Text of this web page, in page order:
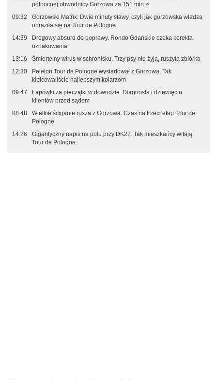
północnej obwodnicy Gorzowa za 151 mln zł
09:32
Gorzowski Matrix: Dwie minuty sławy, czyli jak gorzowska władza
obraziła się na Tour de Pologne
14:39
Drogowy absurd do poprawy. Rondo Gdańskie czeka korekta
oznakowania
13:16
Śmiertelny wirus w schronisku. Trzy psy nie żyją, ruszyła zbiórka
12:30
Peleton Tour de Pologne wystartował z Gorzowa. Tak
kibicowaliście najlepszym kolarzom
09:47
Łapówki za pieczątki w dowodzie. Diagnosta i dziewięciu
klientów przed sądem
08:48
Wielkie ściganie rusza z Gorzowa. Czas na trzeci etap Tour de
Pologne
14:26
Gigantyczny napis na polu przy DK22. Tak mieszkańcy witają
Tour de Pologne